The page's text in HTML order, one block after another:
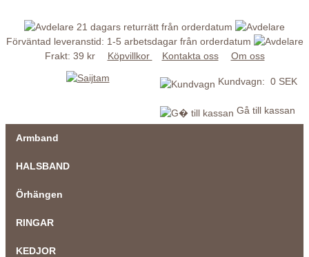
21 dagars returrätt från orderdatum
Förväntad leveranstid: 1-5 arbetsdagar från orderdatum
Frakt: 39 kr
Köpvillkor Kontakta oss Om oss
Kundvagn: 0 SEK
Gå till kassan
Armband
HALSBAND
Örhängen
RINGAR
KEDJOR